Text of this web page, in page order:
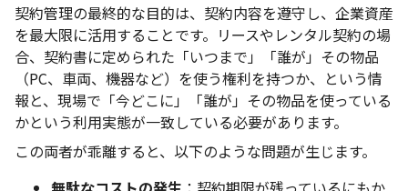
契約管理の最終的な目的は、契約内容を遵守し、企業資産
を最大限に活用することです。リースやレンタル契約の場
合、契約書に定められた「いつまで」「誰が」その物品
（PC、車両、機器など）を使う権利を持つか、という情
報と、現場で「今どこに」「誰が」その物品を使っている
かという利用実態が一致している必要があります。
この両者が乖離すると、以下のような問題が生じます。